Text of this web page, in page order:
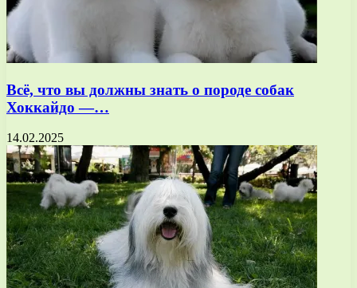
Всё, что вы должны знать о породе собак
Хоккайдо —…
14.02.2025